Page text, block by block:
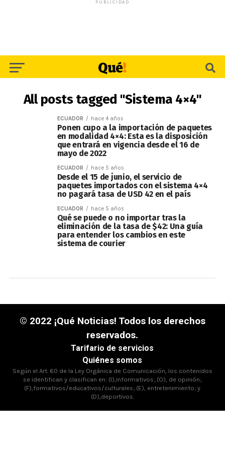
PUBLICIDAD
All posts tagged "Sistema 4×4"
ECUADOR hace 4 años
Ponen cupo a la importación de paquetes
en modalidad 4×4: Esta es la disposición
que entrará en vigencia desde el 16 de
mayo de 2022
ECUADOR hace 5 años
Desde el 15 de junio, el servicio de
paquetes importados con el sistema 4×4
no pagará tasa de USD 42 en el país
ECUADOR hace 5 años
Qué se puede o no importar tras la
eliminación de la tasa de $42: Una guía
para entender los cambios en este
sistema de courier
© 2022 ¡Qué Noticias! Todos los derechos
reservados.
Tarifario de servicios
Quiénes somos
Según el Art. 60 de la Ley Orgánica de Comunicación, los contenidos
se identifican y clasifican en: (I),informativos; (O), de opinión;
(F),formativos/educativos/culturales; (E), entretenimiento; y
(D),deportivos.